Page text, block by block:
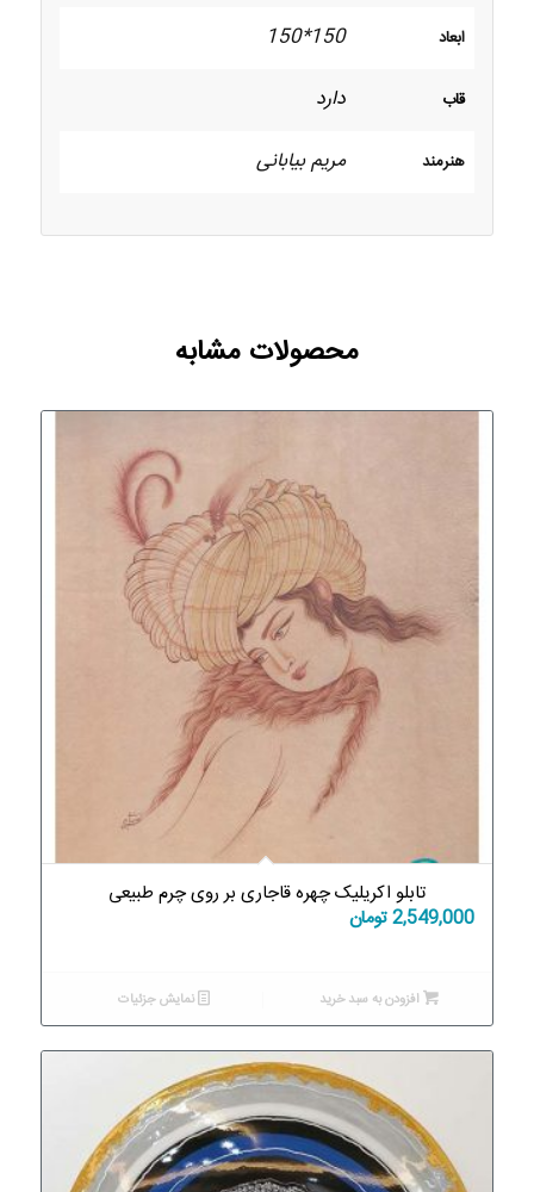
ابعاد 150*150
قاب دارد
هنرمند مریم بیابانی
محصولات مشابه
تابلو اکریلیک چهره قاجاری بر روی چرم طبیعی
2,549,000تومان
افزودن به سبد خرید نمایش جزئیات